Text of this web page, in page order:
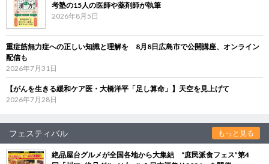
考塾の15人の医師や薬剤師が執筆
2026年8月5日
重症筋無力症への正しい知識と理解を 8月8日広島市で公開講座、オンライン
配信も
2026年7月31日
【がんを生きる緩和ケア医・大橋洋平「足し算命」】天空を見上げて
2026年7月28日
フェスティバル もっと見る
絶品屋台グルメが全国各地から大集結 “庶民派食フェス”第4